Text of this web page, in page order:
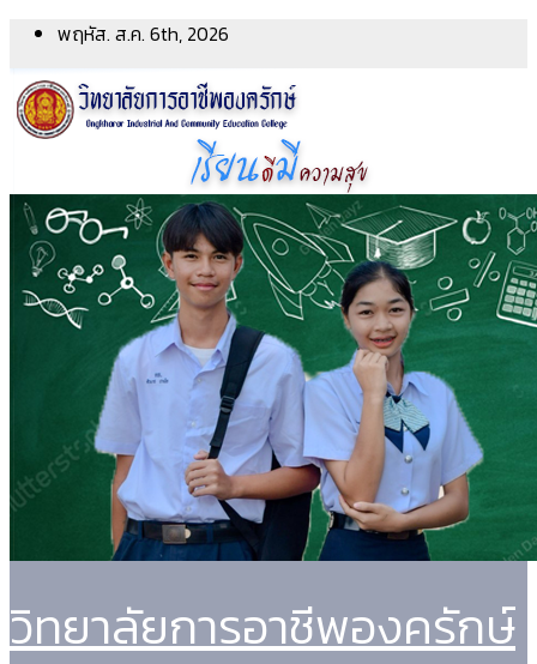
Skip
content
พฤหัส. ส.ค. 6th, 2026
วิทยาลัยการอาชีพองครักษ์